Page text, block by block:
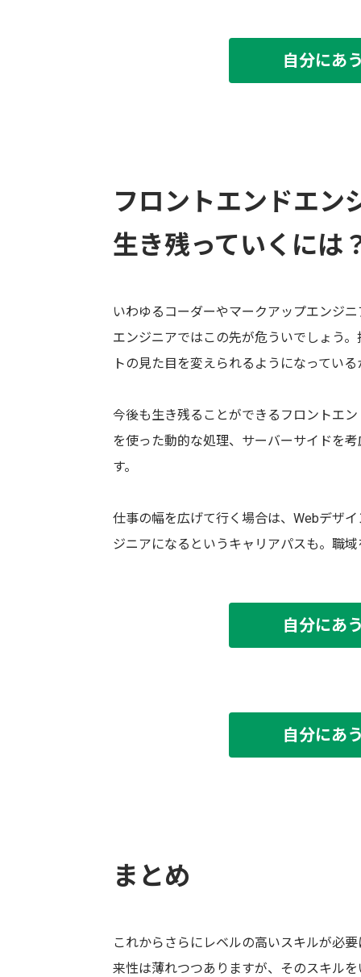
自分にあ
フロントエンドエン
生き残っていくには
いわゆるコーダーやマークアップエンジ
エンジニアではこの先が危ういでしょう
トの見た目を変えられるようになっている
今後も生き残ることができるフロントエ
を使った動的な処理、サーバーサイドを
す。
仕事の幅を広げて行く場合は、Webデザ
ジニアになるというキャリアパスも。職
自分にあ
自分にあ
まとめ
これからさらにレベルの高いスキルが必
来性は薄れつつありますが、そのスキル